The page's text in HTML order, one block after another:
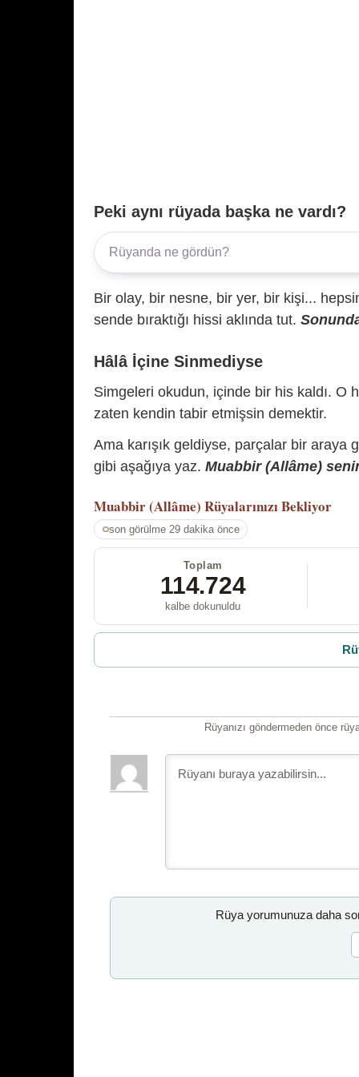
Peki aynı rüyada başka ne vardı?
Bir olay, bir nesne, bir yer, bir kişi...
sende bıraktığı hissi aklında tut.
Hâlâ İçine Sinmediyse
Simgeleri okudun, içinde bir his kaldı. O
zaten kendin tabir etmişsin demektir.
Ama karışık geldiyse, parçalar bir araya
gibi aşağıya yaz. Muabbir (Allâme)
Muabbir (Allâme) Rüyalarınızı Bekliyor
son görülme 29 dakika önce
Toplam
114.724
kalbe dokunuldu
Rüyanızı göndermeden önce
Rüya yorumunuza daha